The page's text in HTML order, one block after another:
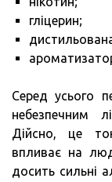
гліцерин;
Серед усього
небезпечним
Дійсно, це
впливає на
досить сильні